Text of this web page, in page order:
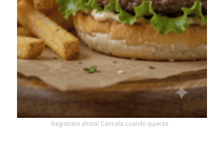
Registrate ahora! Cancela cuando quieras...